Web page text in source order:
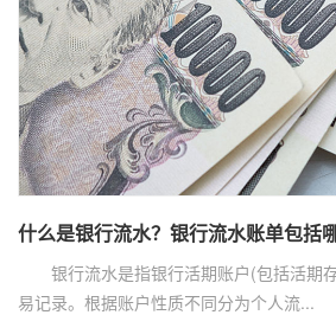
什么是银行流水？银行流水账单包括
银行流水是指银行活期账户(包括活期
易记录。根据账户性质不同分为个人流...